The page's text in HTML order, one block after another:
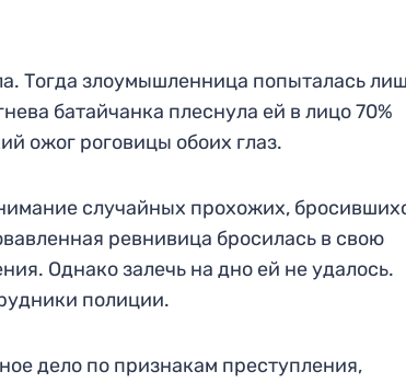
Тогда злоумышленница попыталась
батайчанка плеснула ей в лицо 70%
ожог роговицы обоих глаз.
случайных прохожих,
ревнивица бросилась в свою
Однако залечь на дно ей не удалось.
полиции.
дело по признакам преступления,